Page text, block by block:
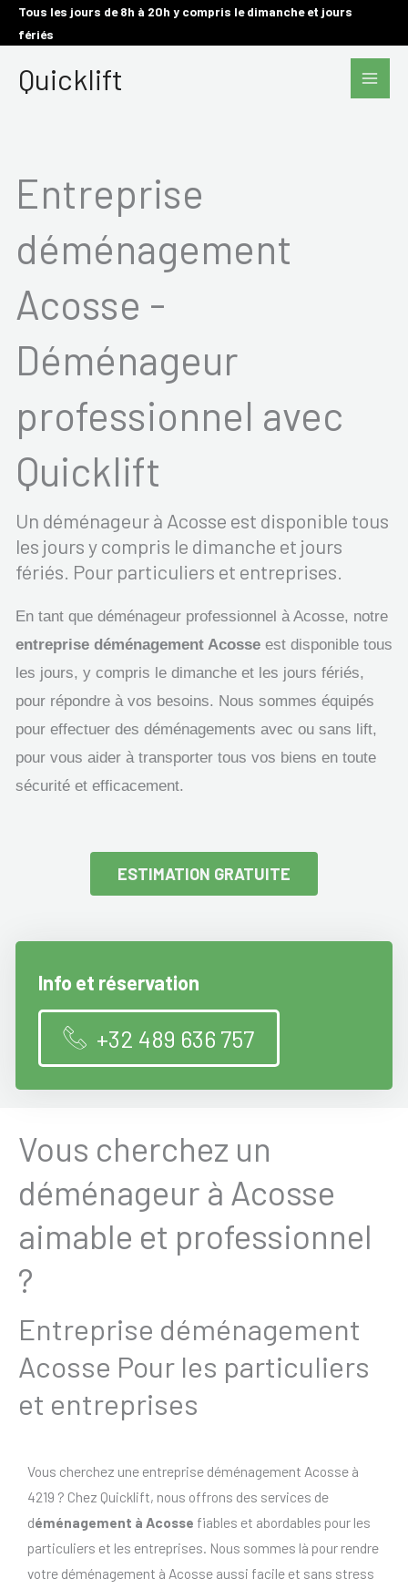
AllerTous les jours de 8h à 20h y compris le dimanche et jours
fériés
Quicklift
Main
Entreprise
déménagement
Acosse -
Déménageur
professionnel avec
Quicklift
Un déménageur à Acosse est disponible tous
les jours y compris le dimanche et jours
fériés. Pour particuliers et entreprises.
En tant que déménageur professionnel à Acosse, notre
entreprise déménagement Acosse est disponible tous
les jours, y compris le dimanche et les jours fériés,
pour répondre à vos besoins. Nous sommes équipés
pour effectuer des déménagements avec ou sans lift,
pour vous aider à transporter tous vos biens en toute
sécurité et efficacement.
ESTIMATION GRATUITE
Info et réservation
+32 489 636 757
Vous cherchez un
déménageur à Acosse
aimable et professionnel
?
Entreprise déménagement
Acosse Pour les particuliers
et entreprises
Vous cherchez une entreprise déménagement Acosse à
4219 ? Chez Quicklift, nous offrons des services de
déménagement à Acosse fiables et abordables pour les
particuliers et les entreprises. Nous sommes là pour rendre
votre déménagement à Acosse aussi facile et sans stress